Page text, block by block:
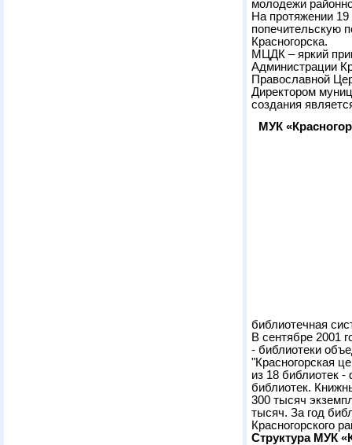
молодежи
На протяжении
попечительскую
Красногорска.
МЦДК – яркий
Администрации
Православной
Директором
создания
МУК
библиотечная
В сентябре 2001
- библиотеки
"Красногорская
из 18 библиотек -
библиотек.
300 тысяч
тысяч. За год
Красногорского
Структура МУК